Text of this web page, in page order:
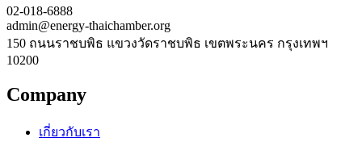
02-018-6888
admin@energy-thaichamber.org
150 ถนนราชบพิธ แขวงวัดราชบพิธ เขตพระนคร กรุงเทพฯ
10200
Company
เกี่ยวกับเรา